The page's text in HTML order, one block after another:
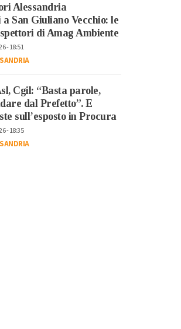
- 05:40
la lotta
“Il
Il re del live
Mr.Marra ad
interessati al
Alessandria
San Giuliano Vecchio: le
di Amag Ambiente
- 18:51
Cgil: “Basta parole,
dal Prefetto”. E
sull’esposto in Procura
- 18:35